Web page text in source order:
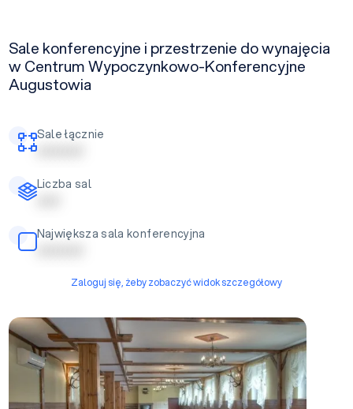
Sale konferencyjne i przestrzenie do wynajęcia
w Centrum Wypoczynkowo-Konferencyjne
Augustowia
Sale łącznie
| | | | | | | | | |
Liczba sal
| | | | |
Największa sala konferencyjna
| | | | | | | | | |
Zaloguj się, żeby zobaczyć widok szczegółowy
Sala restauracyjna-konferencyjna w budynku A